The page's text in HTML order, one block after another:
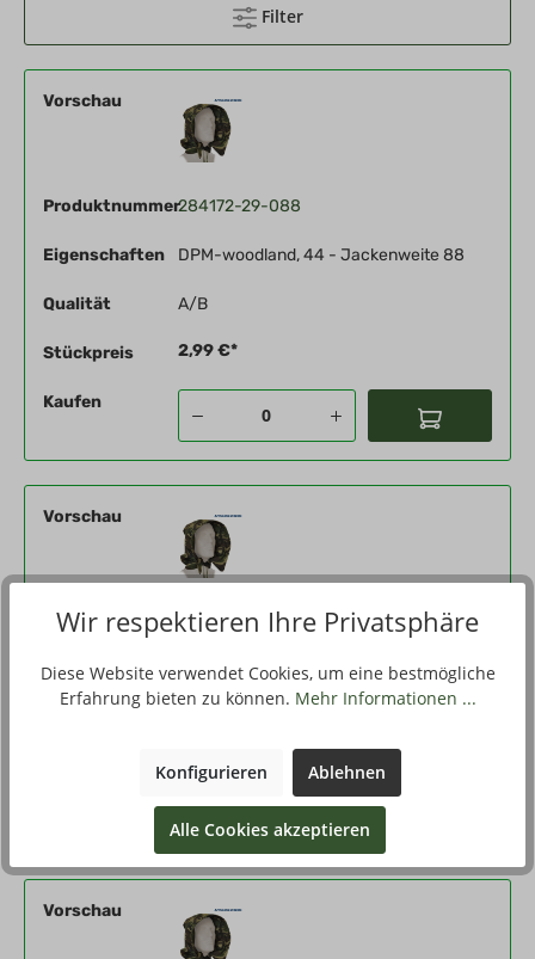
Filter
Vorschau
Produktnummer284172-29-088
Eigenschaften DPM-woodland, 44 - Jackenweite 88
Qualität A/B
Stückpreis 2,99 €*
Kaufen
Vorschau
Produktnummer284172-29-096
Eigenschaften DPM-woodland, 48 - Jackenweite 96
2,99 €*
Vorschau
Wir respektieren Ihre Privatsphäre
Diese Website verwendet Cookies, um eine bestmögliche
Erfahrung bieten zu können. Mehr Informationen ...
Konfigurieren Ablehnen
Alle Cookies akzeptieren